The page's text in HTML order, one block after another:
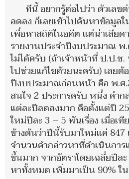
ทีนี้ อยากรู้ต่อไปว่า ตัวเล
ลดลง ก็เลยเข้าไปค้นหาข้อมูล
เพื่อหาสถิติในอดีต แต่น่าเสีย
รายงานประจำปีงบประมาณ พ
ไม่ได้ครับ (ถ้าเจ้าหน้าที่ ป.ป.ช
ไปช่วยแก้ไขด้วยนะครับ) เลยต้
ปีงบประมาณก่อนหน้า คือ พ.ศ
สนใจ 2 ประการครับ หนึ่ง คำ
แต่ละปีลดลงมาก คือตั้งแต่ปี
ใหม่ปีละ 3 – 5 พันเรื่อง เมื่อเ
ข้างต้นว่าปีนี้รับมาใหม่แค่ 847
จำนวนคำกล่าวหาที่ดำเนินกา
ขึ้นมาก จากอัตราโดยเฉลี่ยปีล
หาทั้งหมด เพิ่มมาเป็น 90% ใ